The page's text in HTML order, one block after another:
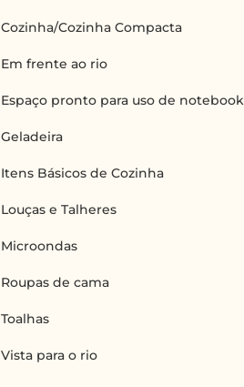
Cozinha/Cozinha Compacta
Em frente ao rio
Espaço pronto para uso de notebook
Geladeira
Itens Básicos de Cozinha
Louças e Talheres
Microondas
Roupas de cama
Toalhas
Vista para o rio